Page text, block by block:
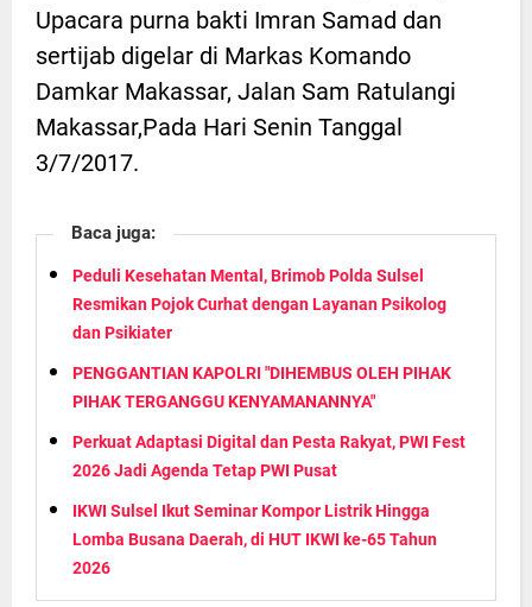
Upacara purna bakti Imran Samad dan
sertijab digelar di Markas Komando
Damkar Makassar, Jalan Sam Ratulangi
Makassar,Pada Hari Senin Tanggal
3/7/2017.
Baca juga:
Peduli Kesehatan Mental, Brimob Polda Sulsel
Resmikan Pojok Curhat dengan Layanan Psikolog
dan Psikiater
PENGGANTIAN KAPOLRI "DIHEMBUS OLEH PIHAK
PIHAK TERGANGGU KENYAMANANNYA"
Perkuat Adaptasi Digital dan Pesta Rakyat, PWI Fest
2026 Jadi Agenda Tetap PWI Pusat
IKWI Sulsel Ikut Seminar Kompor Listrik Hingga
Lomba Busana Daerah, di HUT IKWI ke-65 Tahun
2026